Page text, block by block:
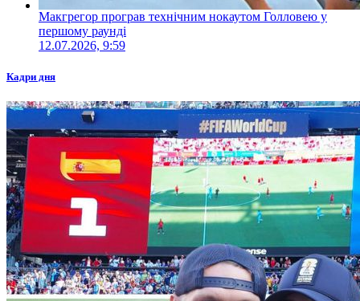
Макгрегор програв технічним нокаутом Голловею у
першому раунді
12.07.2026, 9:59
Кадри дня